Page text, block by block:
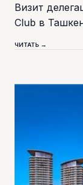
Визит
Club в
ЧИТАТЬ →